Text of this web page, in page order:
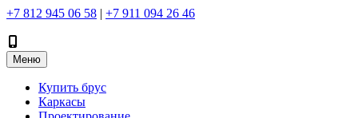
+7 812 945 06 58 | +7 911 094 26 46
Меню
Купить брус
Каркасы